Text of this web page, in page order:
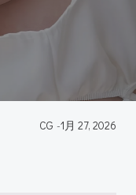
CG -1月 27, 2026